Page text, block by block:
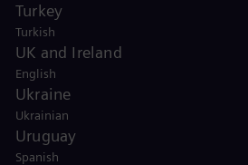
Turkey
Turkish
UK and Ireland
English
Ukraine
Ukrainian
Uruguay
Spanish